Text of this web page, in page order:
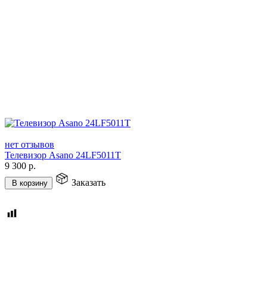
нет отзывов
Телевизор Asano 24LF5011T
9 300 р.
В корзину Заказать